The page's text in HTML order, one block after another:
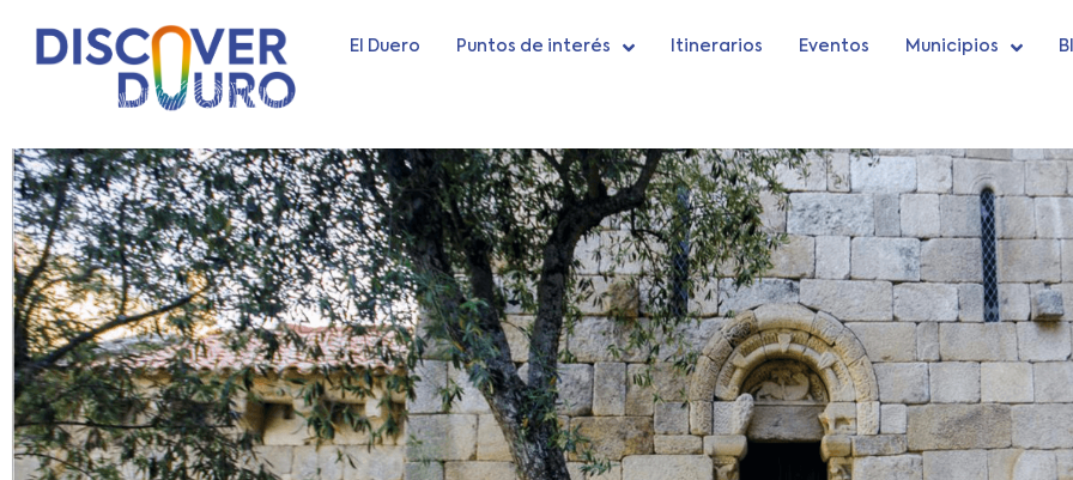
El Duero Puntos de interés Itinerarios Eventos Municipios